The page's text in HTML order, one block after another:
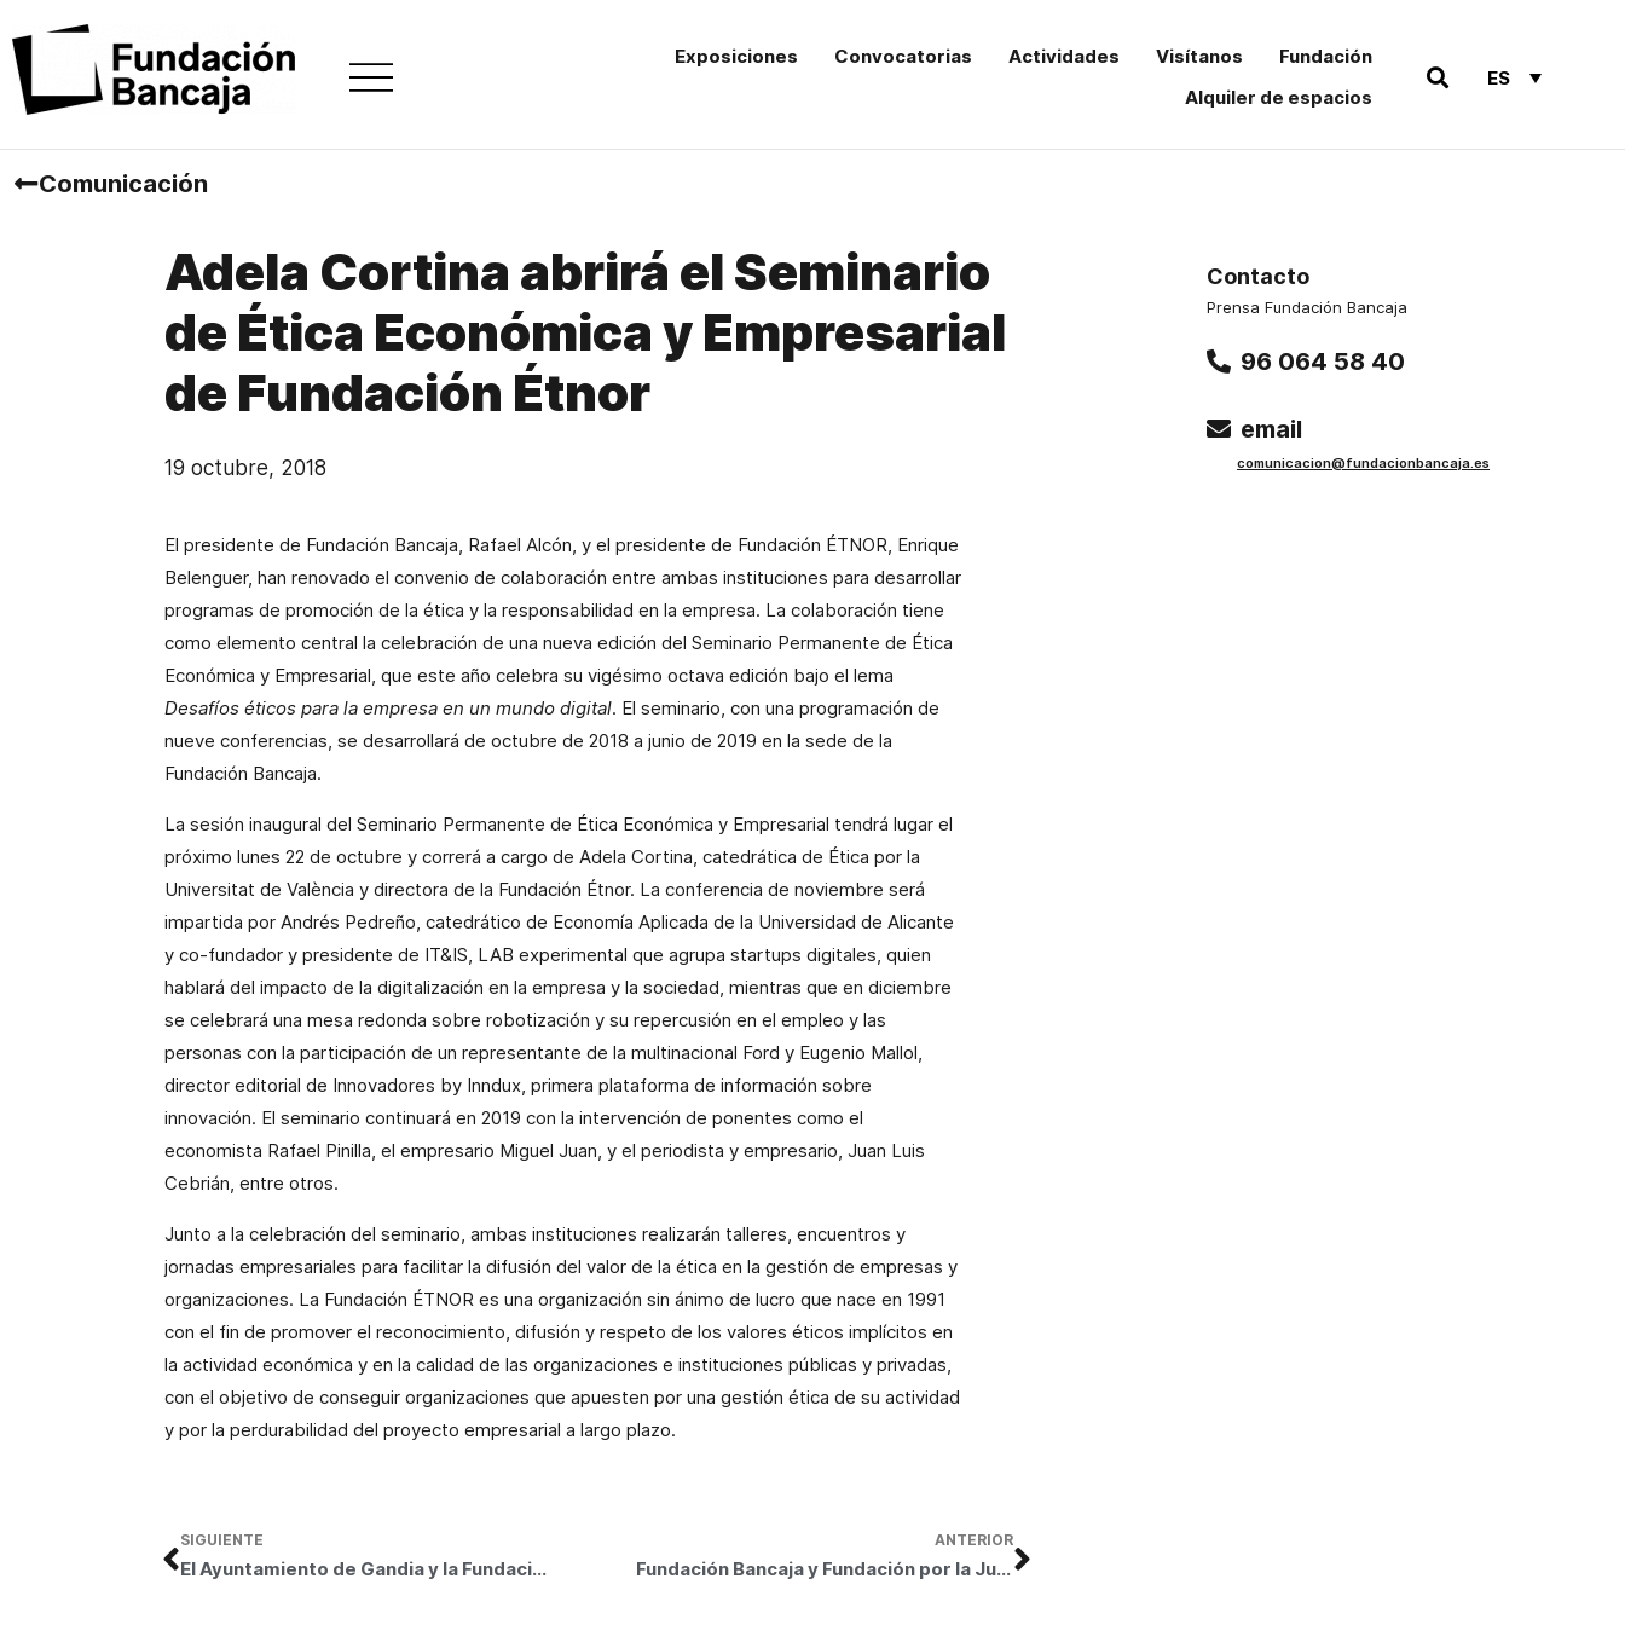
Exposiciones Convocatorias Actividades Visítanos
Fundación
Alquiler de espacios
ES
Comunicación
Adela Cortina abrirá el Seminario
de Ética Económica y Empresarial
de Fundación Étnor
19 octubre, 2018
El presidente de Fundación Bancaja, Rafael Alcón, y el presidente de Fundación ÉTNOR, Enrique
Belenguer, han renovado el convenio de colaboración entre ambas instituciones para desarrollar
programas de promoción de la ética y la responsabilidad en la empresa. La colaboración tiene
como elemento central la celebración de una nueva edición del Seminario Permanente de Ética
Económica y Empresarial, que este año celebra su vigésimo octava edición bajo el lema
Desafíos éticos para la empresa en un mundo digital. El seminario, con una programación de
nueve conferencias, se desarrollará de octubre de 2018 a junio de 2019 en la sede de la
Fundación Bancaja.
La sesión inaugural del Seminario Permanente de Ética Económica y Empresarial tendrá lugar el
próximo lunes 22 de octubre y correrá a cargo de Adela Cortina, catedrática de Ética por la
Universitat de València y directora de la Fundación Étnor. La conferencia de noviembre será
impartida por Andrés Pedreño, catedrático de Economía Aplicada de la Universidad de Alicante
y co-fundador y presidente de IT&IS, LAB experimental que agrupa startups digitales, quien
hablará del impacto de la digitalización en la empresa y la sociedad, mientras que en diciembre
se celebrará una mesa redonda sobre robotización y su repercusión en el empleo y las
personas con la participación de un representante de la multinacional Ford y Eugenio Mallol,
director editorial de Innovadores by Inndux, primera plataforma de información sobre
innovación. El seminario continuará en 2019 con la intervención de ponentes como el
economista Rafael Pinilla, el empresario Miguel Juan, y el periodista y empresario, Juan Luis
Cebrián, entre otros.
Junto a la celebración del seminario, ambas instituciones realizarán talleres, encuentros y
jornadas empresariales para facilitar la difusión del valor de la ética en la gestión de empresas y
organizaciones. La Fundación ÉTNOR es una organización sin ánimo de lucro que nace en 1991
con el fin de promover el reconocimiento, difusión y respeto de los valores éticos implícitos en
la actividad económica y en la calidad de las organizaciones e instituciones públicas y privadas,
con el objetivo de conseguir organizaciones que apuesten por una gestión ética de su actividad
y por la perdurabilidad del proyecto empresarial a largo plazo.
ANTERIOR
Fundación Bancaja y Fundación por la Justicia convocan su premio para reconocer una trayectoria de servicio a la justicia
SIGUIENTE
El Ayuntamiento de Gandia y la Fundación Bancaja renuevan su compromiso por la cultura
Contacto
Prensa Fundación Bancaja
96 064 58 40
email
comunicacion@fundacionbancaja.es